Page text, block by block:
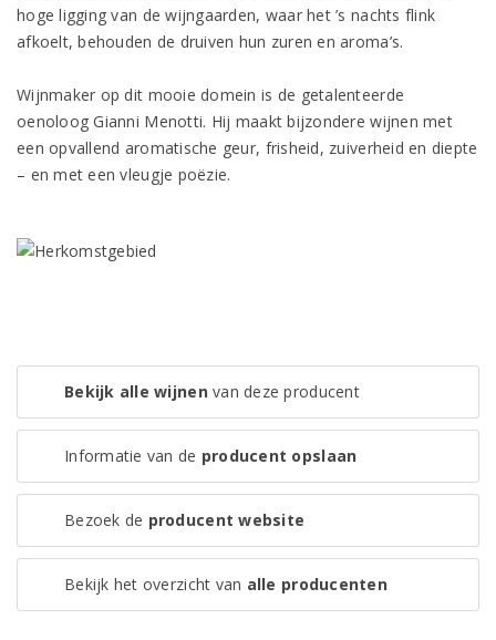
hoge ligging van de wijngaarden, waar het ’s nachts flink
afkoelt, behouden de druiven hun zuren en aroma’s.
Wijnmaker op dit mooie domein is de getalenteerde
oenoloog Gianni Menotti. Hij maakt bijzondere wijnen met
een opvallend aromatische geur, frisheid, zuiverheid en diepte
– en met een vleugje poëzie.
Bekijk alle wijnenvan deze producent
Informatie van de producent opslaan
Bezoek de producent website
Bekijk het overzicht van alle producenten